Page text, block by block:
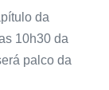
da
10h30 da
palco da